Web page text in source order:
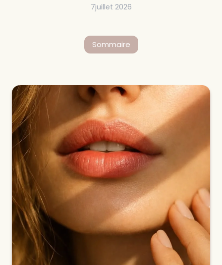
7juillet 2026
Sommaire
Comment se déroule une séance de Russian Lips
à Saint-Cannat ?
Russian Lips avant après : quels résultats peut-on
attendre ?
Combien de temps durent les résultats des
Russian Lips ?
À qui s'adresse la technique des Russian Lips ?
Pourquoi choisir Clinic 26 pour le Russian Lips à
Saint-Cannat ?
Où faire des Russian Lips près d'Aix-en-Provence ?
FAQ Russian Lips